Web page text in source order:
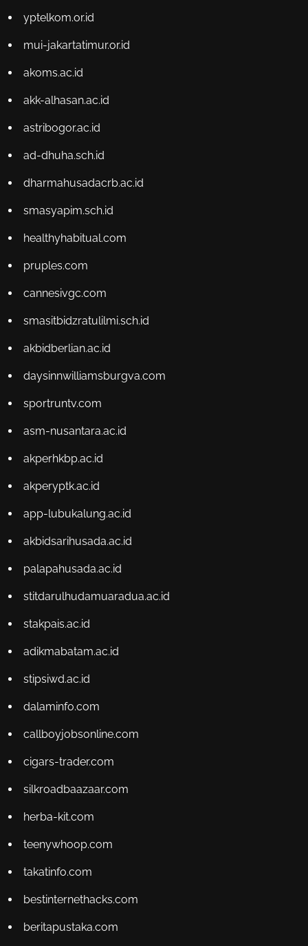
yptelkom.or.id
mui-jakartatimur.or.id
akoms.ac.id
akk-alhasan.ac.id
astribogor.ac.id
ad-dhuha.sch.id
dharmahusadacrb.ac.id
smasyapim.sch.id
healthyhabitual.com
pruples.com
cannesivgc.com
smasitbidzratulilmi.sch.id
akbidberlian.ac.id
daysinnwilliamsburgva.com
sportruntv.com
asm-nusantara.ac.id
akperhkbp.ac.id
akperyptk.ac.id
app-lubukalung.ac.id
akbidsarihusada.ac.id
palapahusada.ac.id
stitdarulhudamuaradua.ac.id
stakpais.ac.id
adikmabatam.ac.id
stipsiwd.ac.id
dalaminfo.com
callboyjobsonline.com
cigars-trader.com
silkroadbaazaar.com
herba-kit.com
teenywhoop.com
takatinfo.com
bestinternethacks.com
beritapustaka.com